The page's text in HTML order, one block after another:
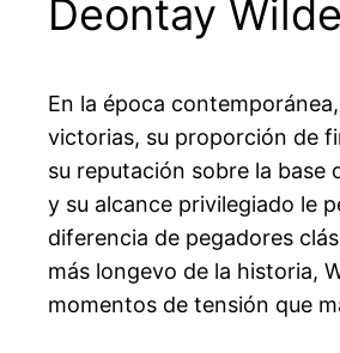
Deontay
En la época
victorias, su proporción de
su reputación sobre la base
y su alcance privilegiado le
diferencia de pegadores
más longevo de la historia,
momentos de tensión que